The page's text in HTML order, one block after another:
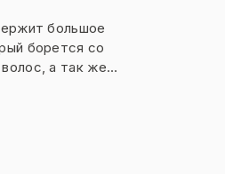
большое
борется со
а так же
фолликулов и
росту и
и